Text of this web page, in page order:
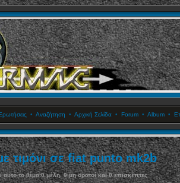
• Αναζήτηση • Αρχική Σελίδα• Forum• Album•
τιμόνι σε fiat punto mk2b
αυτό το θέμα:0 μέλη, 0 μη ορατοί και 0 επισκέπτες